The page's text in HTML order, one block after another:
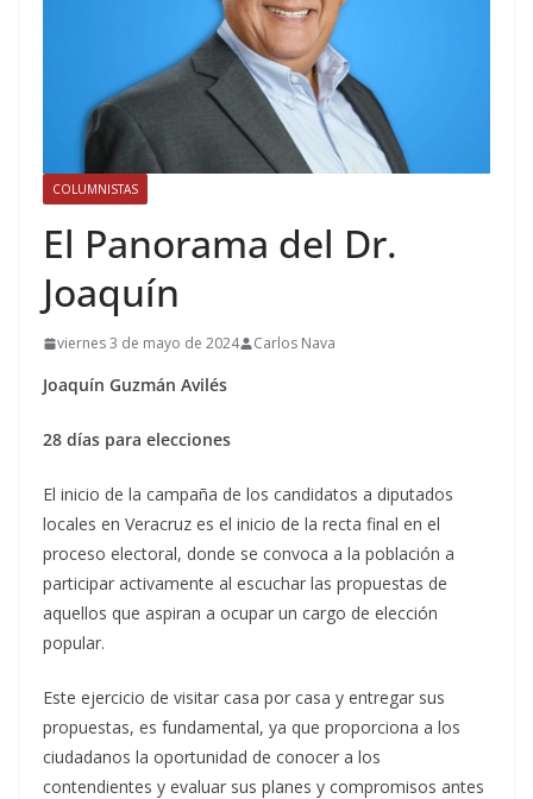
COLUMNISTAS
El Panorama del Dr.
Joaquín
viernes 3 de mayo de 2024 Carlos Nava
Joaquín Guzmán Avilés
28 días para elecciones
El inicio de la campaña de los candidatos a diputados
locales en Veracruz es el inicio de la recta final en el
proceso electoral, donde se convoca a la población a
participar activamente al escuchar las propuestas de
aquellos que aspiran a ocupar un cargo de elección
popular.
Este ejercicio de visitar casa por casa y entregar sus
propuestas, es fundamental, ya que proporciona a los
ciudadanos la oportunidad de conocer a los
contendientes y evaluar sus planes y compromisos antes